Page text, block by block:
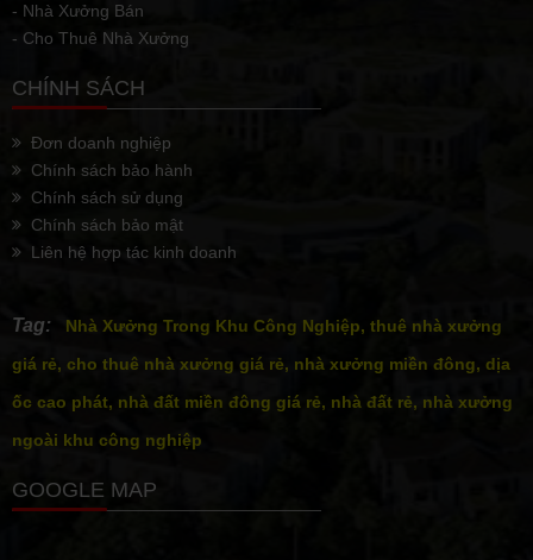
- Nhà Xưởng Bán
- Cho Thuê Nhà Xưởng
CHÍNH SÁCH
Đơn doanh nghiệp
Chính sách bảo hành
Chính sách sử dụng
Chính sách bảo mật
Liên hệ hợp tác kinh doanh
Tag:
Nhà Xưởng Trong Khu Công Nghiệp, thuê nhà xưởng
giá rẻ, cho thuê nhà xưởng giá rẻ, nhà xưởng miền đông, dịa
ốc cao phát, nhà đất miền đông giá rẻ, nhà đất rẻ, nhà xưởng
ngoài khu công nghiệp
GOOGLE MAP